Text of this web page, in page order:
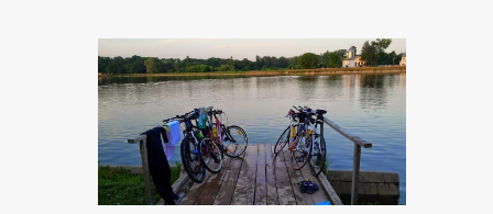
si mancare cat pentru 5 zile. In plus de ce ne-
am fi grabit cand era asa de frumos? :) Ziua I
Dupa tura de leneveala de la mare/delta se
cuvenea ceva tare la munte, la altitudine, la
aer curat. Si unde se putea mai sus decat in
Muntii Fagaras , cea mai lunga creasta